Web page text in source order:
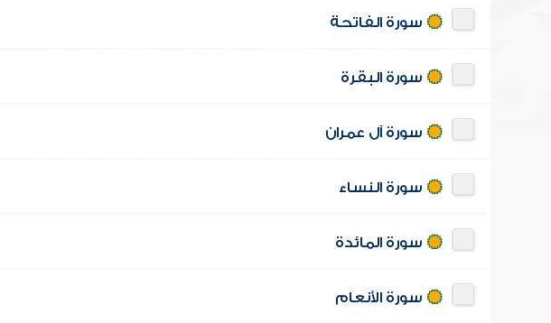
سورة الفاتحة
سورة البقرة
سورة آل عمران
سورة النساء
سورة المائدة
سورة الأنعام